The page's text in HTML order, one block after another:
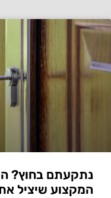
נתקעתם בחוץ?
המקצוע שיציל